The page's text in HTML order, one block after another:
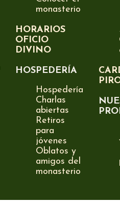
monasterio
HORARIOS
OFICIO
DIVINO
HOSPEDERÍA
Hospedería
Charlas
abiertas
Retiros
para
jóvenes
Oblatos y
amigos del
monasterio